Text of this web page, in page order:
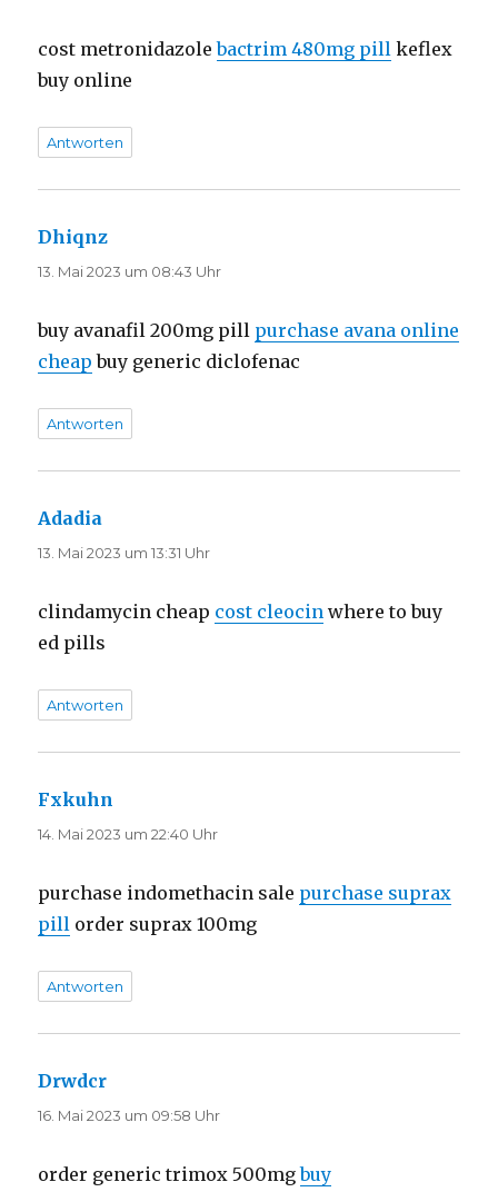
cost metronidazolebactrim 480mg pill keflex
buy online
Antworten
Dhiqnz
13. Mai 2023 um 08:43 Uhr
buy avanafil 200mg pill purchase avana online
cheap buy generic diclofenac
Antworten
Adadia
13. Mai 2023 um 13:31 Uhr
clindamycin cheap cost cleocin where to buy
ed pills
Antworten
Fxkuhn
14. Mai 2023 um 22:40 Uhr
purchase indomethacin sale purchase suprax
pill order suprax 100mg
Antworten
Drwdcr
16. Mai 2023 um 09:58 Uhr
order generic trimox 500mgbuy